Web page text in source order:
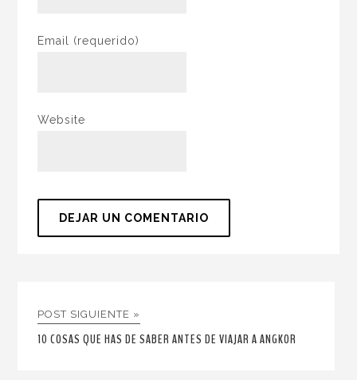
Email (requerido)
Website
POST SIGUIENTE »
10 COSAS QUE HAS DE SABER ANTES DE VIAJAR A ANGKOR